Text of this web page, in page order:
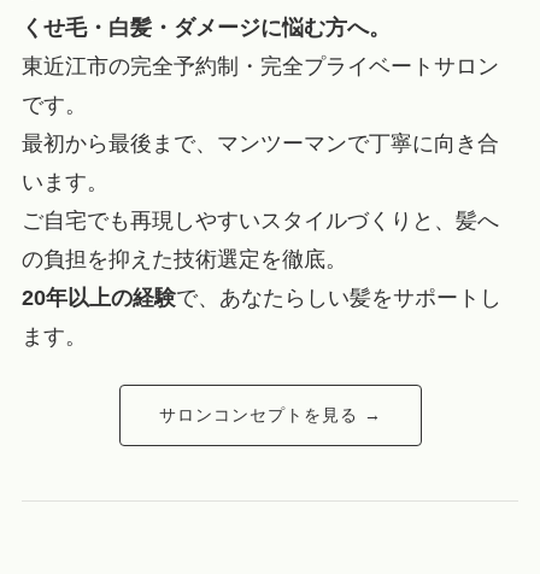
くせ毛・白髪・ダメージに悩む方へ。
東近江市の完全予約制・完全プライベートサロン
です。
最初から最後まで、マンツーマンで丁寧に向き合
います。
ご自宅でも再現しやすいスタイルづくりと、髪へ
の負担を抑えた技術選定を徹底。
20年以上の経験で、あなたらしい髪をサポートし
ます。
サロンコンセプトを見る →